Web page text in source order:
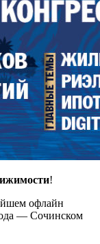
!
офлайн
— Сочинском